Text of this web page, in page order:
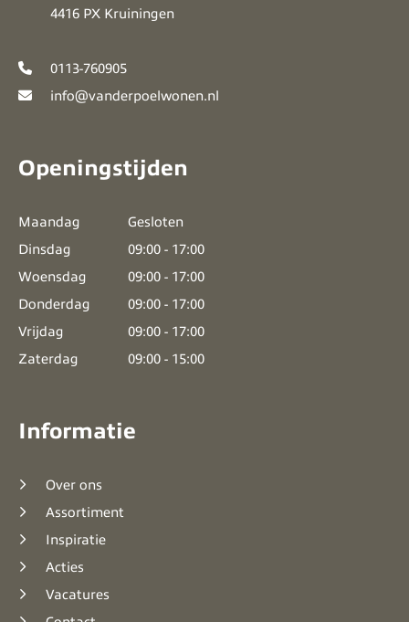
4416 PX Kruiningen
0113-760905
info@vanderpoelwonen.nl
Openingstijden
Maandag
Gesloten
Dinsdag
09:00 - 17:00
Woensdag
09:00 - 17:00
Donderdag
09:00 - 17:00
Vrijdag
09:00 - 17:00
Zaterdag
09:00 - 15:00
Informatie
Over ons
Assortiment
Inspiratie
Acties
Vacatures